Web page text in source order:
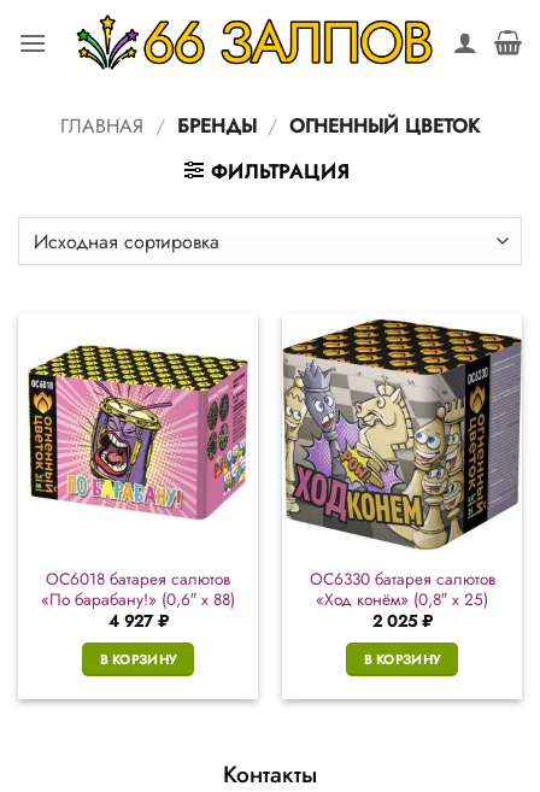
ГЛАВНАЯ / БРЕНДЫ / ОГНЕННЫЙ ЦВЕТОК
ФИЛЬТРАЦИЯ
ОС6018 батарея салютов
«По барабану!» (0,6″ х 88)
4 927 ₽
В КОРЗИНУ
ОС6330 батарея салютов
«Ход конём» (0,8″ х 25)
2 025 ₽
В КОРЗИНУ
Контакты